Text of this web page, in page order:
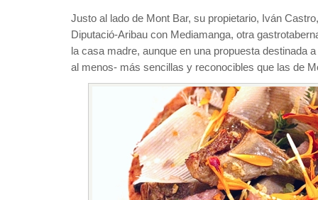
Justo al lado de Mont Bar, su propietario, Iván
Diputació-Aribau con Mediamanga, otra
la casa madre, aunque en una propuesta destinada
al menos- más sencillas y reconocibles que las de